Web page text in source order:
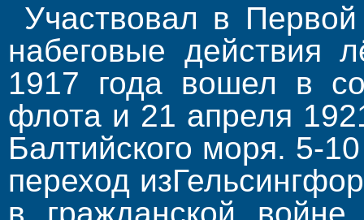
Участвовал в
набеговые действия
1917 года вошел в
флота и 21 апреля
Балтийского моря. 5-
переход из